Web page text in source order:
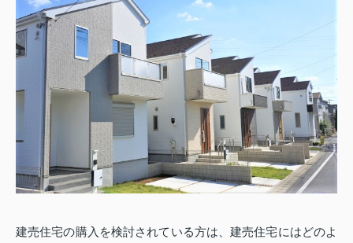
建売住宅の購入を検討されている方は、建売住宅にはどのよ